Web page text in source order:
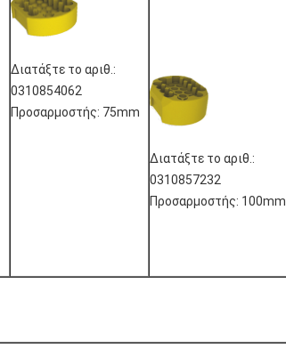
Διατάξτε το αριθ.:
0310854062
Προσαρμοστής: 75mm
Διατάξτε το αριθ.:
0310857232
Προσαρμοστής: 100mm